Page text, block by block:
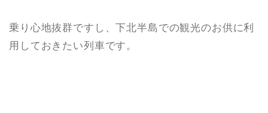
乗り心地抜群ですし、下北半島での観光のお供に利
用しておきたい列車です。